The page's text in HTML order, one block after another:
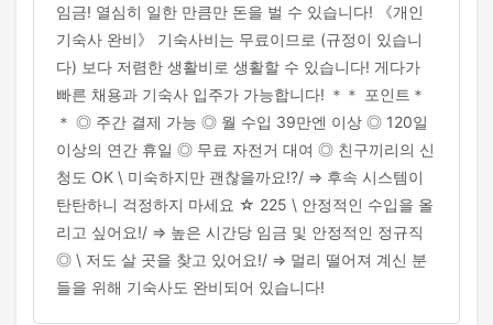
임금! 열심히 일한 만큼만 돈을 벌 수 있습니다! 《개인
기숙사 완비》 기숙사비는 무료이므로 (규정이 있습니
다) 보다 저렴한 생활비로 생활할 수 있습니다! 게다가
빠른 채용과 기숙사 입주가 가능합니다! ＊＊ 포인트＊
＊ ◎ 주간 결제 가능 ◎ 월 수입 39만엔 이상 ◎ 120일
이상의 연간 휴일 ◎ 무료 자전거 대여 ◎ 친구끼리의 신
청도 OK \ 미숙하지만 괜찮을까요!?/ ⇒ 후속 시스템이
탄탄하니 걱정하지 마세요 ☆ 225 \ 안정적인 수입을 올
리고 싶어요!/ ⇒ 높은 시간당 임금 및 안정적인 정규직
◎ \ 저도 살 곳을 찾고 있어요!/ ⇒ 멀리 떨어져 계신 분
들을 위해 기숙사도 완비되어 있습니다!